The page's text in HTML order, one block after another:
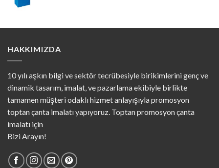
HAKKIMIZDA
10 yılı aşkın bilgi ve sektör tecrübesiyle birikimlerini genç ve
dinamik tasarım, imalat, ve pazarlama ekibiyle birlikte
tamamen müşteri odaklı hizmet anlayışıyla promosyon
toptan çanta imalatı yapıyoruz. Toptan promosyon çanta
imalatı için
Bizi Arayın!